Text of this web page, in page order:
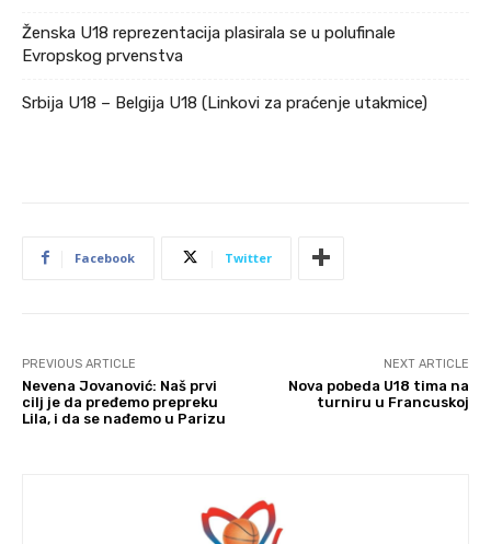
Ženska U18 reprezentacija plasirala se u polufinale
Evropskog prvenstva
Srbija U18 – Belgija U18 (Linkovi za praćenje utakmice)
Facebook Twitter
PREVIOUS ARTICLE
Nevena Jovanović: Naš prvi
cilj je da pređemo prepreku
Lila, i da se nađemo u Parizu
NEXT ARTICLE
Nova pobeda U18 tima na
turniru u Francuskoj